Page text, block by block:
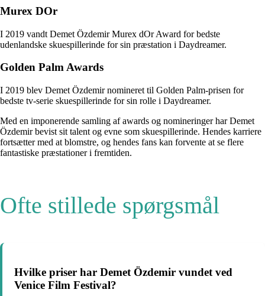
Murex DOr
I 2019 vandt Demet Özdemir Murex dOr Award for bedste
udenlandske skuespillerinde for sin præstation i Daydreamer.
Golden Palm Awards
I 2019 blev Demet Özdemir nomineret til Golden Palm-prisen for
bedste tv-serie skuespillerinde for sin rolle i Daydreamer.
Med en imponerende samling af awards og nomineringer har Demet
Özdemir bevist sit talent og evne som skuespillerinde. Hendes karriere
fortsætter med at blomstre, og hendes fans kan forvente at se flere
fantastiske præstationer i fremtiden.
Ofte stillede spørgsmål
Hvilke priser har Demet Özdemir vundet ved
Venice Film Festival?